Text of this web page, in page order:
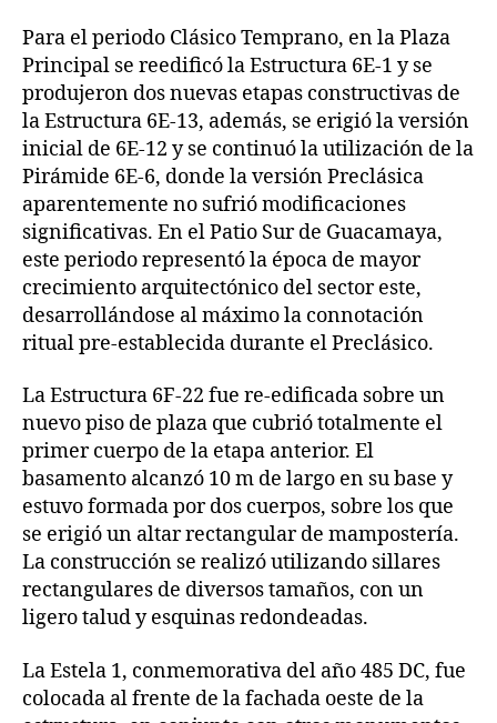
Para el periodo Clásico Temprano, en la Plaza
Principal se reedificó la Estructura 6E-1 y se
produjeron dos nuevas etapas constructivas de
la Estructura 6E-13, además, se erigió la versión
inicial de 6E-12 y se continuó la utilización de la
Pirámide 6E-6, donde la versión Preclásica
aparentemente no sufrió modificaciones
significativas. En el Patio Sur de Guacamaya,
este periodo representó la época de mayor
crecimiento arquitectónico del sector este,
desarrollándose al máximo la connotación
ritual pre-establecida durante el Preclásico.
La Estructura 6F-22 fue re-edificada sobre un
nuevo piso de plaza que cubrió totalmente el
primer cuerpo de la etapa anterior. El
basamento alcanzó 10 m de largo en su base y
estuvo formada por dos cuerpos, sobre los que
se erigió un altar rectangular de mampostería.
La construcción se realizó utilizando sillares
rectangulares de diversos tamaños, con un
ligero talud y esquinas redondeadas.
La Estela 1, conmemorativa del año 485 DC, fue
colocada al frente de la fachada oeste de la